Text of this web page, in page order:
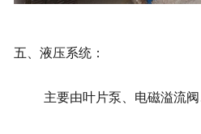
五、液压系统：
主要由叶片泵、电磁溢流